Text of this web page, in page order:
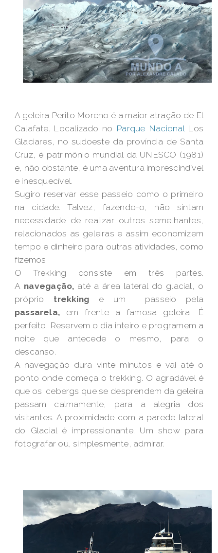
A geleira Perito Moreno é a maior atração de El
Calafate. Localizado no Parque NacionalLos
Glaciares, no sudoeste da província de Santa
Cruz, é patrimônio mundial da UNESCO (1981)
e, não obstante, é uma aventura imprescindível
e inesquecível.
Sugiro reservar esse passeio como o primeiro
na cidade. Talvez, fazendo-o, não sintam
necessidade de realizar outros semelhantes,
relacionados as geleiras e assim economizem
tempo e dinheiro para outras atividades, como
fizemos
O Trekking consiste em três partes.
A navegação, até a área lateral do glacial, o
próprio trekkinge um passeio pela
passarela, em frente a famosa geleira. É
perfeito. Reservem o dia inteiro e programem a
noite que antecede o mesmo, para o
descanso.
A navegação dura vinte minutos e vai até o
ponto onde começa o trekking. O agradável é
que os icebergs que se desprendem da geleira
passam calmamente, para a alegria dos
visitantes. A proximidade com a parede lateral
do Glacial é impressionante. Um show para
fotografar ou, simplesmente, admirar.